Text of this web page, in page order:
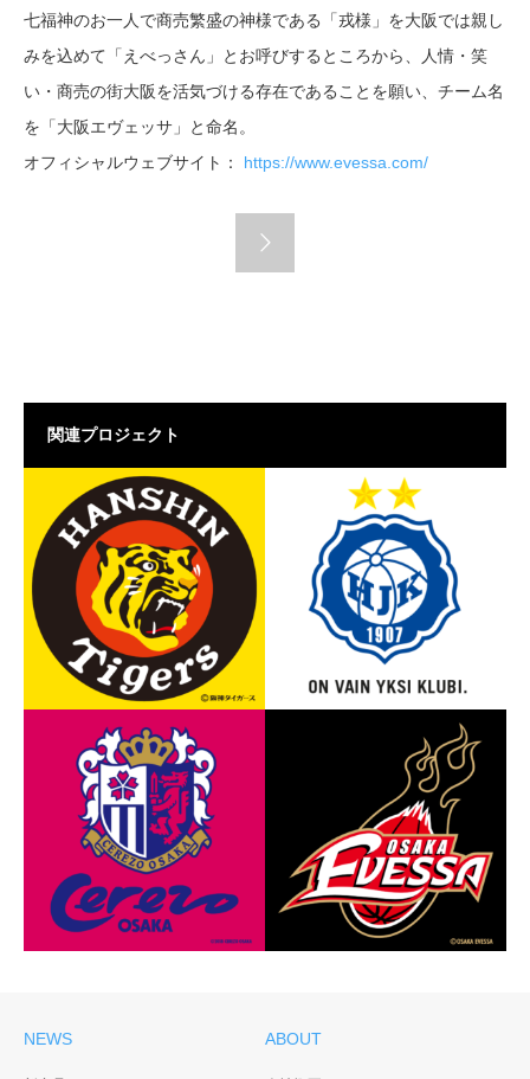
七福神のお一人で商売繁盛の神様である「戎様」を大阪では親し
みを込めて「えべっさん」とお呼びするところから、人情・笑
い・商売の街大阪を活気づける存在であることを願い、チーム名
を「大阪エヴェッサ」と命名。
オフィシャルウェブサイト： https://www.evessa.com/
関連プロジェクト
阪神タイガース サポート
カンパニー契約
2023年4月〜
HJKヘルシンキ 田中亜土
夢選手
2023年4月〜
NEWS ABOUT